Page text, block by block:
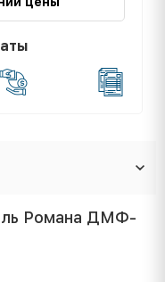
Романа ДМФ-